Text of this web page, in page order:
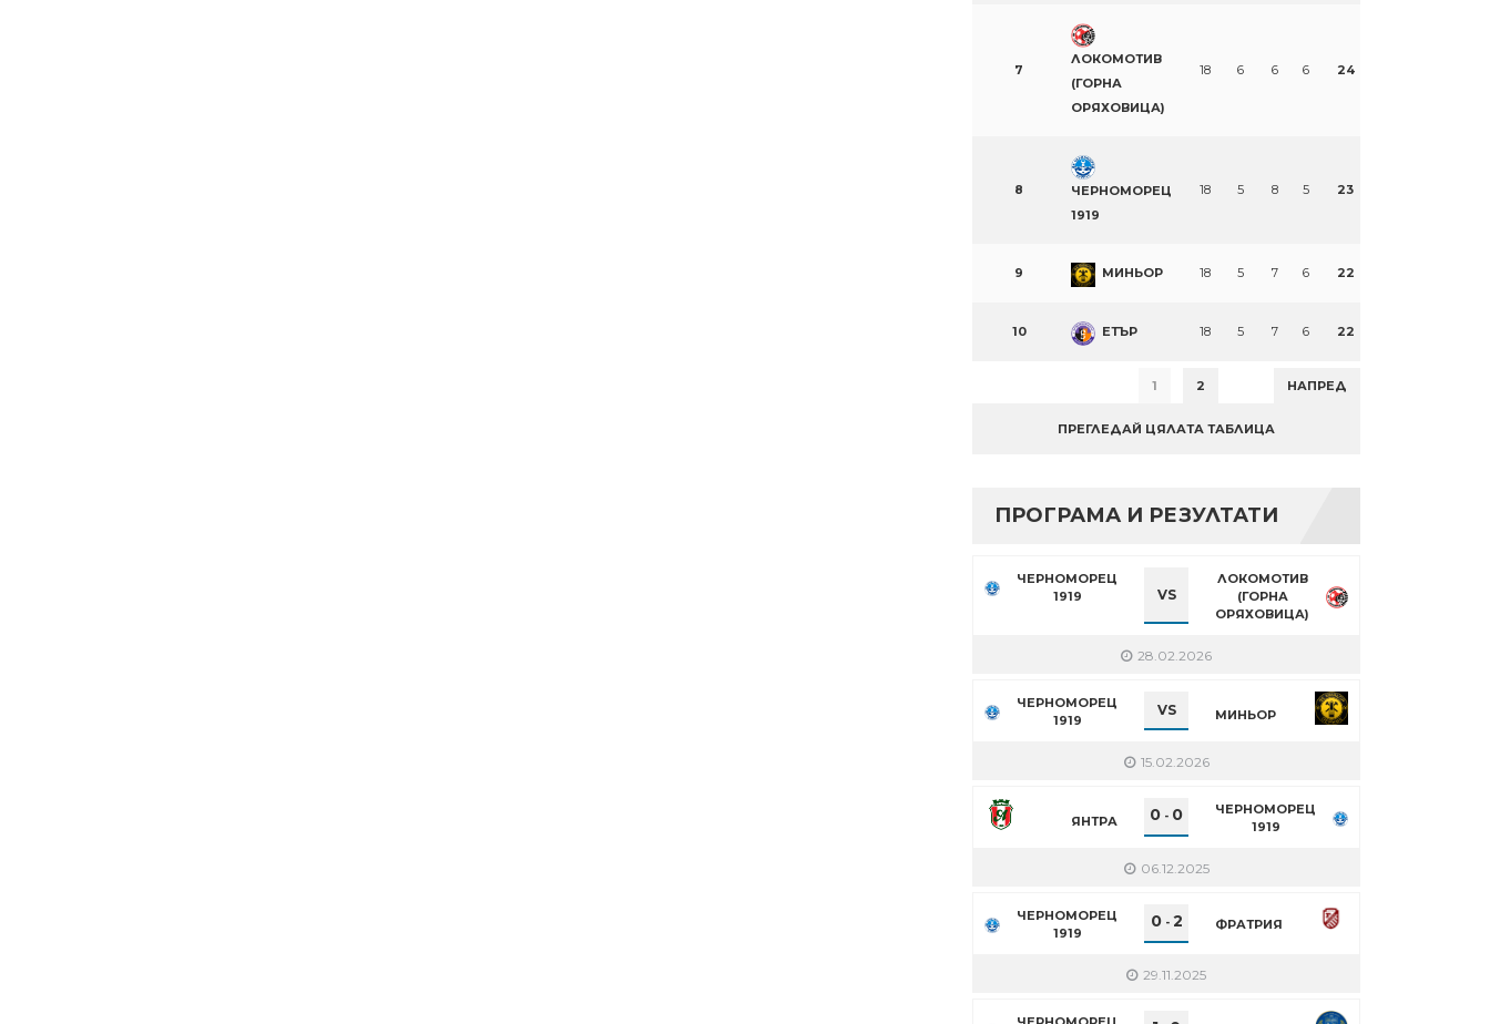
7
ЛОКОМОТИВ
(ГОРНА
ОРЯХОВИЦА)
18 6 6 6 24
8
ЧЕРНОМОРЕЦ
1919
18 5 8 5 23
9 МИНЬОР 18 5 7 6 22
10 ЕТЪР 18 5 7 6 22
1 2 НАПРЕД
ПРЕГЛЕДАЙ ЦЯЛАТА ТАБЛИЦА
ПРОГРАМА И РЕЗУЛТАТИ
ЧЕРНОМОРЕЦ
1919
VS
ЛОКОМОТИВ
(ГОРНА
ОРЯХОВИЦА)
28.02.2026
ЧЕРНОМОРЕЦ
1919
VS МИНЬОР
15.02.2026
ЯНТРА 0 - 0
ЧЕРНОМОРЕЦ
1919
06.12.2025
ЧЕРНОМОРЕЦ
1919
0- 2 ФРАТРИЯ
29.11.2025